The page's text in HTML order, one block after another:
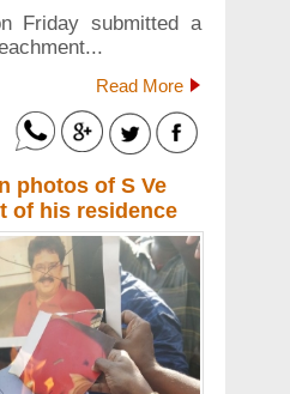
Friday submitted a
Read More
photos of S Ve
of his residence